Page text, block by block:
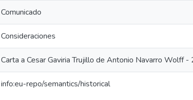
Comunicado
Consideraciones
Carta a Cesar Gaviria Trujillo de Antonio Navarro Wolff
info:eu-repo/semantics/historical